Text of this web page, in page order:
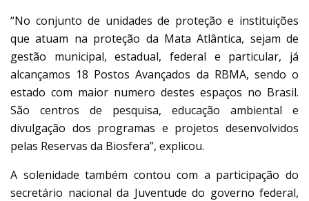
“No conjunto de unidades de proteção e instituições
que atuam na proteção da Mata Atlântica, sejam de
gestão municipal, estadual, federal e particular, já
alcançamos 18 Postos Avançados da RBMA, sendo o
estado com maior numero destes espaços no Brasil.
São centros de pesquisa, educação ambiental e
divulgação dos programas e projetos desenvolvidos
pelas Reservas da Biosfera”, explicou.
A solenidade também contou com a participação do
secretário nacional da Juventude do governo federal,